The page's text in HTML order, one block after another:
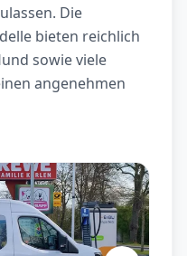
Die
bieten reichlich
sowie viele
angenehmen